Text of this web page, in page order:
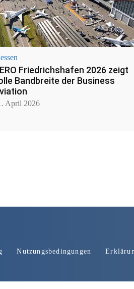
Friedrichshafen 2026 zeigt
Bandbreite der Business
April 2026
Nutzungsbedingungen